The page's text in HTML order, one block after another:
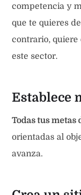
competencia y
que te quieres
contrario, quiere
este sector.
Establece
Todas tus metas
orientadas al
avanza.